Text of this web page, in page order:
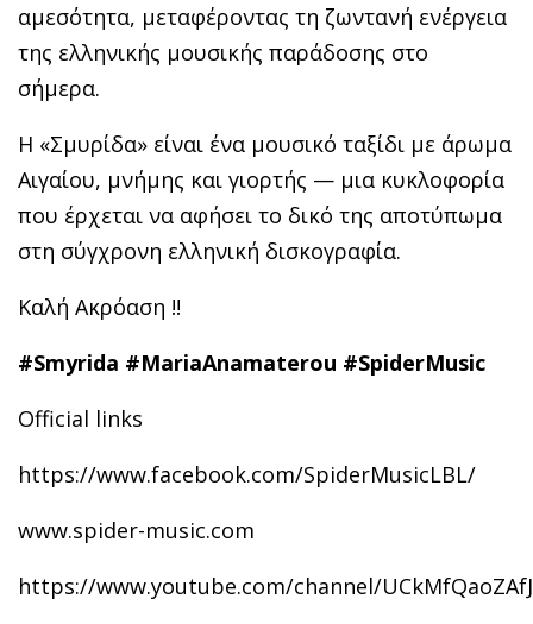
αμεσότητα, μεταφέροντας τη ζωντανή ενέργεια
της ελληνικής μουσικής παράδοσης στο
σήμερα.
Η «Σμυρίδα» είναι ένα μουσικό ταξίδι με άρωμα
Αιγαίου, μνήμης και γιορτής — μια κυκλοφορία
που έρχεται να αφήσει το δικό της αποτύπωμα
στη σύγχρονη ελληνική δισκογραφία.
Καλή Ακρόαση !!
#Smyrida #MariaAnamaterou #SpiderMusic
Official links
https://www.facebook.com/SpiderMusicLBL/
www.spider-music.com
https://www.youtube.com/channel/